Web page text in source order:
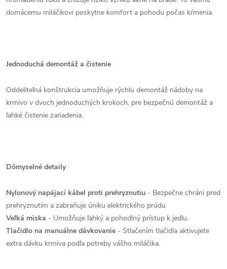
domácemu miláčikovi poskytne komfort a pohodu počas kŕmenia.
Jednoduchá demontáž a čistenie
Oddeliteľná konštrukcia umožňuje rýchlu demontáž nádoby na
krmivo v dvoch jednoduchých krokoch, pre bezpečnú demontáž a
ľahké čistenie zariadenia.
Dômyselné detaily
Nylonový napájací kábel proti prehryznutiu - Bezpečne chráni pred
prehryznutím a zabraňuje úniku elektrického prúdu
Veľká miska - Umožňuje ľahký a pohodlný prístup k jedlu.
Tlačidlo na manuálne dávkovanie - Stlačením tlačidla aktivujete
extra dávku krmiva podľa potreby vášho miláčika.